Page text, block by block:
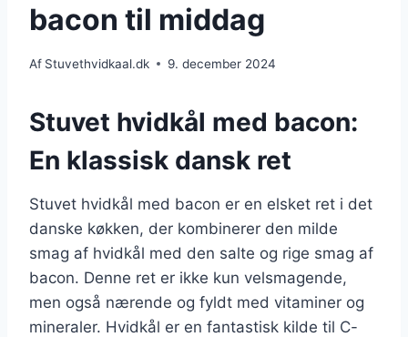
bacon til middag
Af Stuvethvidkaal.dk 9. december 2024
Stuvet hvidkål med bacon:
En klassisk dansk ret
Stuvet hvidkål med bacon er en elsket ret i det
danske køkken, der kombinerer den milde
smag af hvidkål med den salte og rige smag af
bacon. Denne ret er ikke kun velsmagende,
men også nærende og fyldt med vitaminer og
mineraler. Hvidkål er en fantastisk kilde til C-